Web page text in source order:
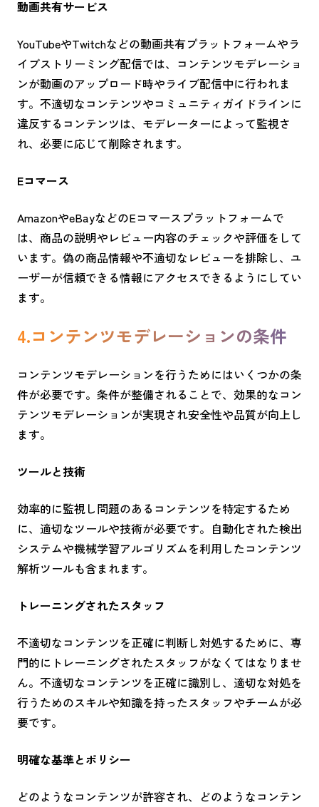
動画共有サービス
YouTubeやTwitchなどの動画共有プラットフォームやラ
イブストリーミング配信では、コンテンツモデレーショ
ンが動画のアップロード時やライブ配信中に行われま
す。不適切なコンテンツやコミュニティガイドラインに
違反するコンテンツは、モデレーターによって監視さ
れ、必要に応じて削除されます。
Eコマース
AmazonやeBayなどのEコマースプラットフォームで
は、商品の説明やレビュー内容のチェックや評価をして
います。偽の商品情報や不適切なレビューを排除し、ユ
ーザーが信頼できる情報にアクセスできるようにしてい
ます。
4.コンテンツモデレーションの条件
コンテンツモデレーションを行うためにはいくつかの条
件が必要です。条件が整備されることで、効果的なコン
テンツモデレーションが実現され安全性や品質が向上し
ます。
ツールと技術
効率的に監視し問題のあるコンテンツを特定するため
に、適切なツールや技術が必要です。自動化された検出
システムや機械学習アルゴリズムを利用したコンテンツ
解析ツールも含まれます。
トレーニングされたスタッフ
不適切なコンテンツを正確に判断し対処するために、専
門的にトレーニングされたスタッフがなくてはなりませ
ん。不適切なコンテンツを正確に識別し、適切な対処を
行うためのスキルや知識を持ったスタッフやチームが必
要です。
明確な基準とポリシー
どのようなコンテンツが許容され、どのようなコンテン